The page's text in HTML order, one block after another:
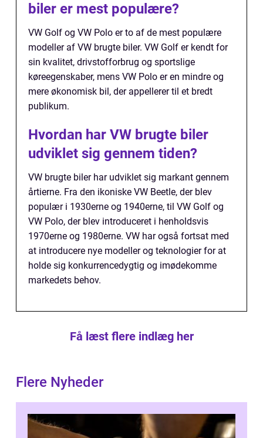
biler er mest populære?
VW Golf og VW Polo er to af de mest populære
modeller af VW brugte biler. VW Golf er kendt for
sin kvalitet, drivstofforbrug og sportslige
køreegenskaber, mens VW Polo er en mindre og
mere økonomisk bil, der appellerer til et bredt
publikum.
Hvordan har VW brugte biler
udviklet sig gennem tiden?
VW brugte biler har udviklet sig markant gennem
årtierne. Fra den ikoniske VW Beetle, der blev
populær i 1930erne og 1940erne, til VW Golf og
VW Polo, der blev introduceret i henholdsvis
1970erne og 1980erne. VW har også fortsat med
at introducere nye modeller og teknologier for at
holde sig konkurrencedygtig og imødekomme
markedets behov.
Få læst flere indlæg her
Flere Nyheder